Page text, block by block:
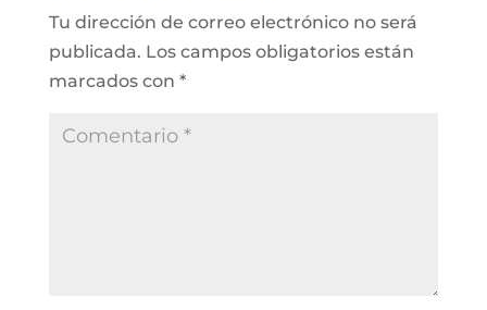
Tu dirección de correo electrónico no será
publicada. Los campos obligatorios están
marcados con *